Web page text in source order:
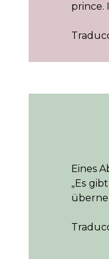
prince.
Eines
„Es